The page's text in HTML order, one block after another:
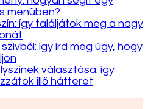
menüben?
így találjátok meg a nagy
így írd meg úgy, hogy
választása: így
illő hátteret